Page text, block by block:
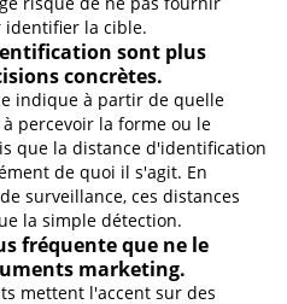
identifier la cible.
sont plus
concrètes.
indique à partir de quelle
percevoir la forme ou le
que la distance d'identification
de quoi il s'agit. En
surveillance, ces distances
la simple détection.
fréquente que ne le
marketing.
mettent l'accent sur des